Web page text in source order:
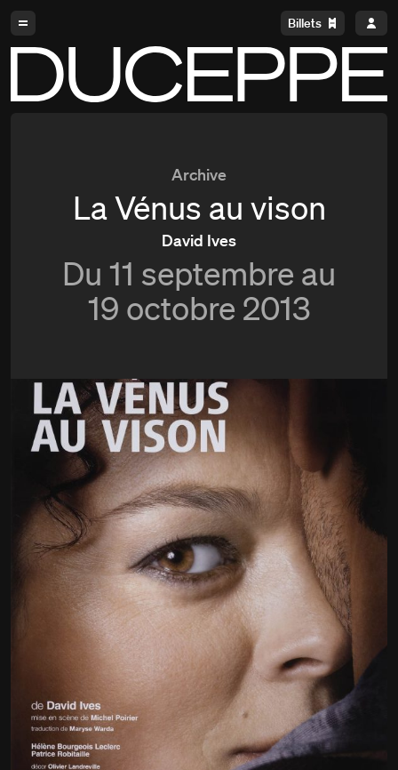
Billets
Archive
La Vénus au vison
David Ives
Du 11 septembre au
19 octobre 2013